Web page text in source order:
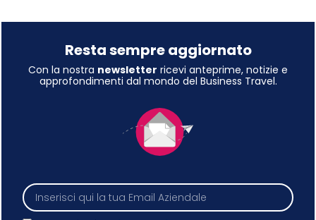
Resta sempre aggiornato
Con la nostra newsletter ricevi anteprime, notizie e
approfondimenti dal mondo del Business Travel.